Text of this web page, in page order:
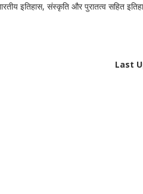
इतिहास, संस्कृति और पुरातत्व सहित
Last